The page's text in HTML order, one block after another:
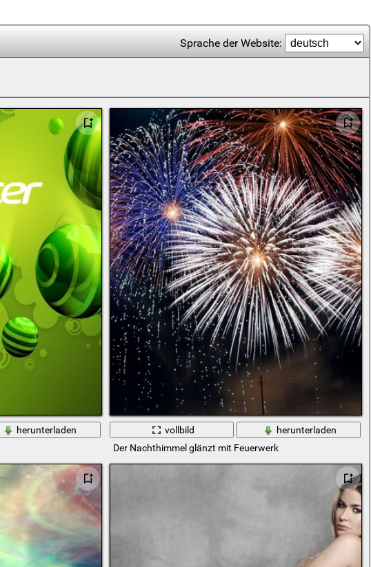
Sprache der Website:
herunterladen
vollbild
herunterladen
Der Nachthimmel glänzt mit Feuerwerk